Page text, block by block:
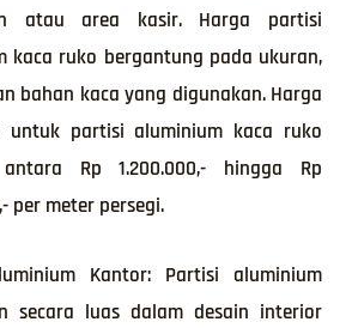
atau area kasir. Harga partisi
kaca ruko bergantung pada ukuran,
bahan kaca yang digunakan. Harga
untuk partisi aluminium kaca ruko
Rp 1.200.000,- hingga Rp
per meter persegi.
Kantor: Partisi aluminium
secara luas dalam desain interior